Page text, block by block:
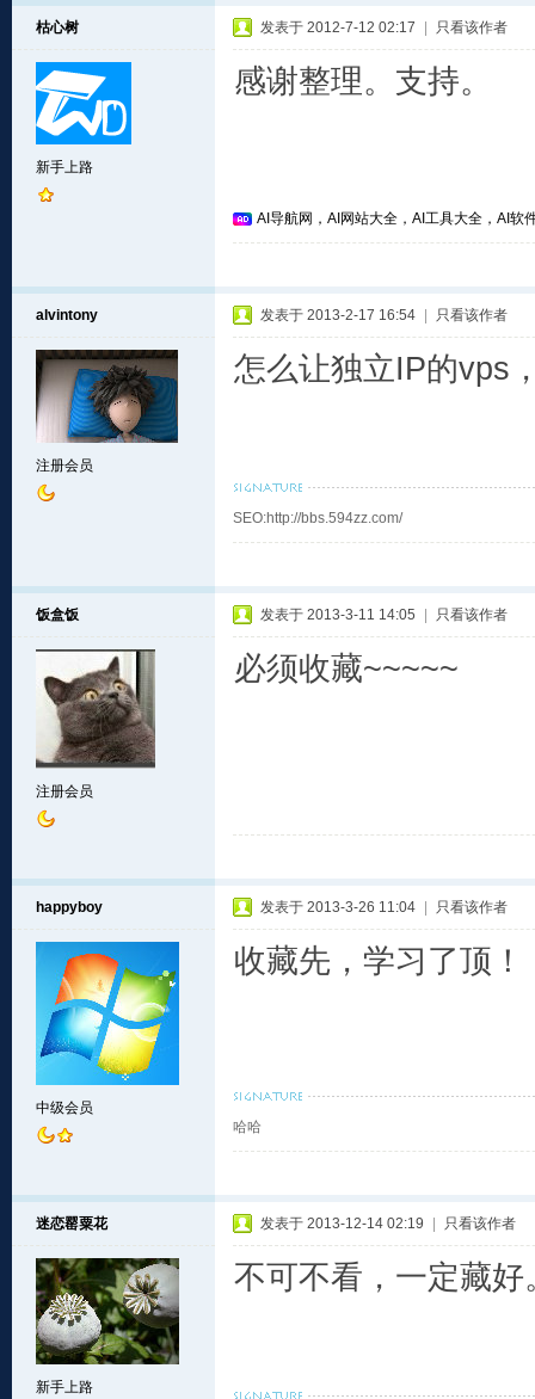
枯心树
新手上路
发表于 2012-7-12 02:17 只看该作者
感谢整理。支持。
AI导航网，AI网站大全，AI工具大全，AI软
alvintony
注册会员
发表于 2013-2-17 16:54 只看该作者
怎么让独立IP的vps
SEO:http://bbs.594zz.com/
饭盒饭
注册会员
发表于 2013-3-11 14:05 只看该作者
必须收藏~~~~~
happyboy
中级会员
发表于 2013-3-26 11:04 只看该作者
收藏先，学习了顶！
哈哈
迷恋罂粟花
新手上路
发表于 2013-12-14 02:19 只看该作者
不可不看，一定藏好